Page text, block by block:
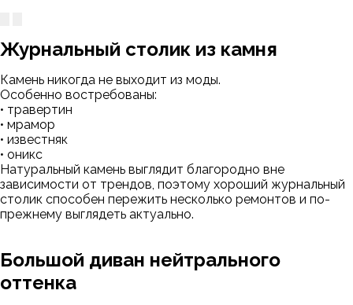
Журнальный столик из камня
Камень никогда не выходит из моды.
Особенно востребованы:
• травертин
• мрамор
• известняк
• оникс
Натуральный камень выглядит благородно вне
зависимости от трендов, поэтому хороший журнальный
столик способен пережить несколько ремонтов и по-
прежнему выглядеть актуально.
Большой диван нейтрального
оттенка